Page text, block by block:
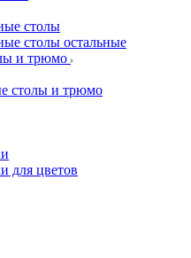
столы
столы остальные
и трюмо
столы и трюмо
для цветов